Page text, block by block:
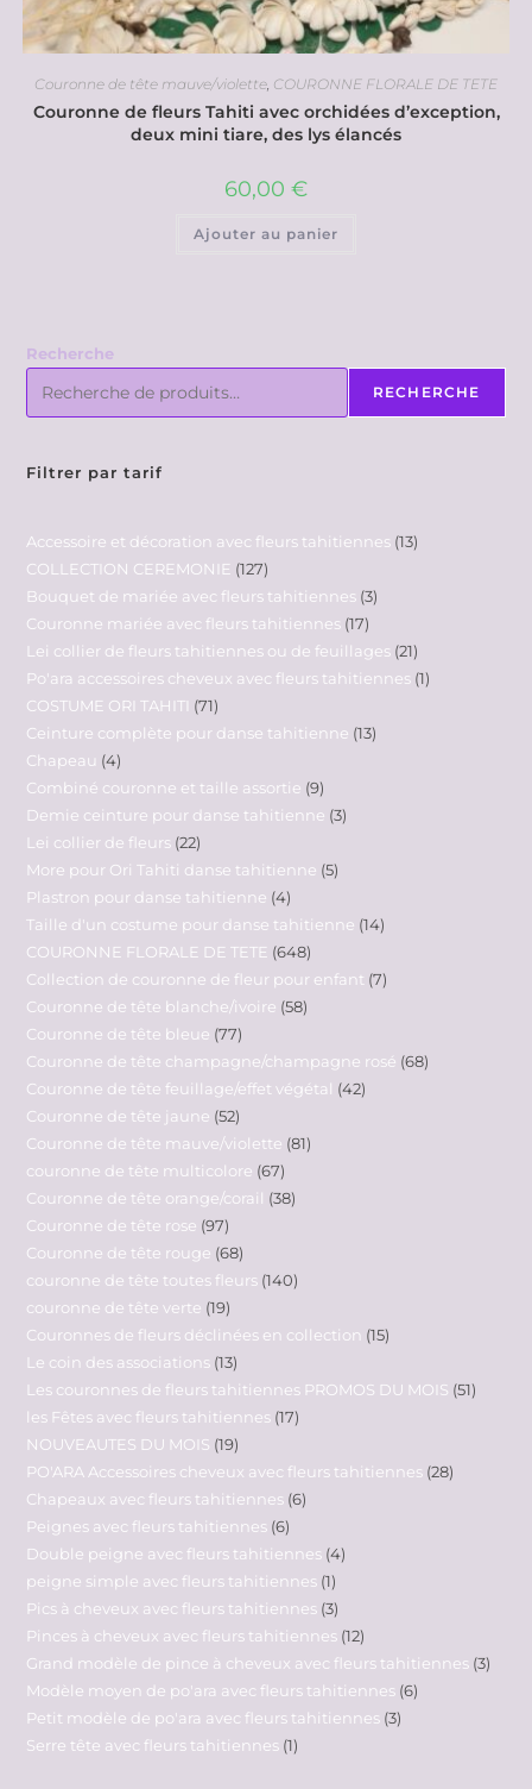
Couronne de tête mauve/violette COURONNE FLORALE DE TETE
Couronne de fleurs Tahiti avec orchidées d’exception,
deux mini tiare, des lys élancés
60,00 €
Ajouter au panier
Recherche
RECHERCHE
Filtrer par tarif
Accessoire et décoration avec fleurs tahitiennes 13
COLLECTION CEREMONIE 127
Bouquet de mariée avec fleurs tahitiennes 3
Couronne mariée avec fleurs tahitiennes 17
Lei collier de fleurs tahitiennes ou de feuillages 21
Po'ara accessoires cheveux avec fleurs tahitiennes 1
COSTUME ORI TAHITI
71
Ceinture complète pour danse tahitienne 13
Chapeau 4
Combiné couronne et taille assortie 9
Demie ceinture pour danse tahitienne 3
Lei collier de fleurs 22
More pour Ori Tahiti danse tahitienne 5
Plastron pour danse tahitienne 4
Taille d'un costume pour danse tahitienne 14
COURONNE FLORALE DE TETE 648
Collection de couronne de fleur pour enfant 7
Couronne de tête blanche/ivoire 58
Couronne de tête bleue 77
Couronne de tête champagne/champagne rosé 68
Couronne de tête feuillage/effet végétal 42
Couronne de tête jaune 52
Couronne de tête mauve/violette 81
couronne de tête multicolore 67
Couronne de tête orange/corail 38
Couronne de tête rose 97
Couronne de tête rouge 68
couronne de tête toutes fleurs 140
couronne de tête verte 19
Couronnes de fleurs déclinées en collection 15
Le coin des associations 13
Les couronnes de fleurs tahitiennes PROMOS DU MOIS 51
les Fêtes avec fleurs tahitiennes 17
NOUVEAUTES DU MOIS 19
PO'ARA Accessoires cheveux avec fleurs tahitiennes 28
Chapeaux avec fleurs tahitiennes 6
Peignes avec fleurs tahitiennes 6
Double peigne avec fleurs tahitiennes 4
peigne simple avec fleurs tahitiennes 1
Pics à cheveux avec fleurs tahitiennes 3
Pinces à cheveux avec fleurs tahitiennes 12
Grand modèle de pince à cheveux avec fleurs tahitiennes 3
Modèle moyen de po'ara avec fleurs tahitiennes 6
Petit modèle de po'ara avec fleurs tahitiennes 3
Serre tête avec fleurs tahitiennes 1